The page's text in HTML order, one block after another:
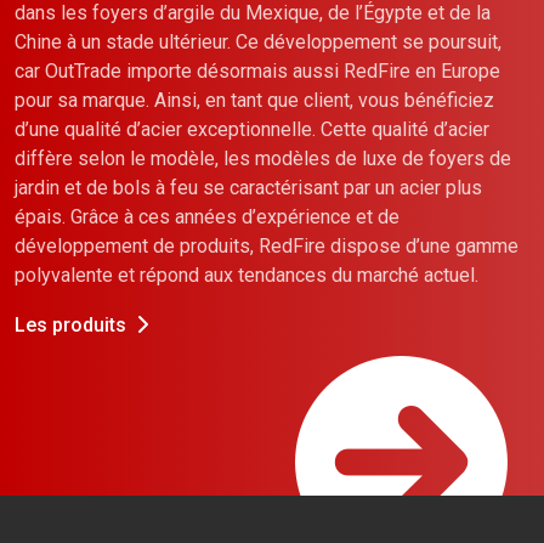
dans les foyers d’argile du Mexique, de l’Égypte et de la
Chine à un stade ultérieur. Ce développement se poursuit,
car OutTrade importe désormais aussi RedFire en Europe
pour sa marque. Ainsi, en tant que client, vous bénéficiez
d’une qualité d’acier exceptionnelle. Cette qualité d’acier
diffère selon le modèle, les modèles de luxe de foyers de
jardin et de bols à feu se caractérisant par un acier plus
épais. Grâce à ces années d’expérience et de
développement de produits, RedFire dispose d’une gamme
polyvalente et répond aux tendances du marché actuel.
Les produits